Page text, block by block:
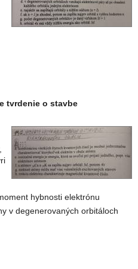
tvrdenie o stavbe
hybnosti elektrónu
v degenerovaných orbitáloch